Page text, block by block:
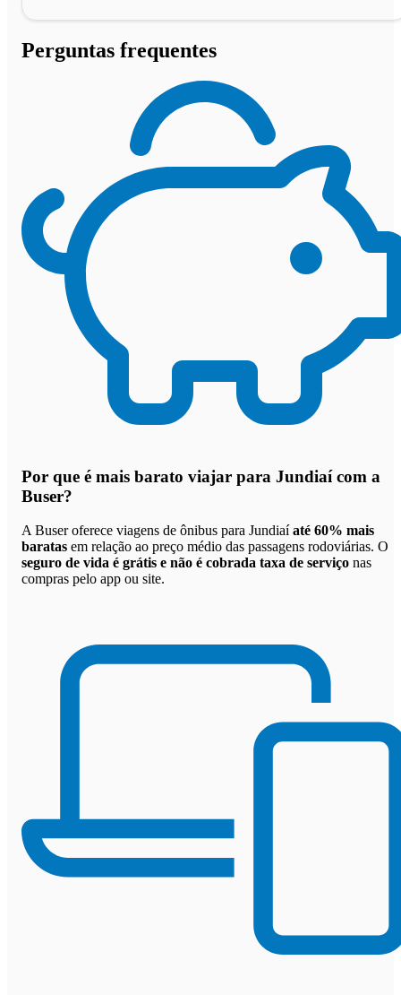
Perguntas frequentes
Por que é mais barato viajar para Jundiaí com a
Buser?
A Buser oferece viagens de ônibus para Jundiaí até 60% mais
baratas em relação ao preço médio das passagens rodoviárias. O
seguro de vida é grátis e não é cobrada taxa de serviço nas
compras pelo app ou site.